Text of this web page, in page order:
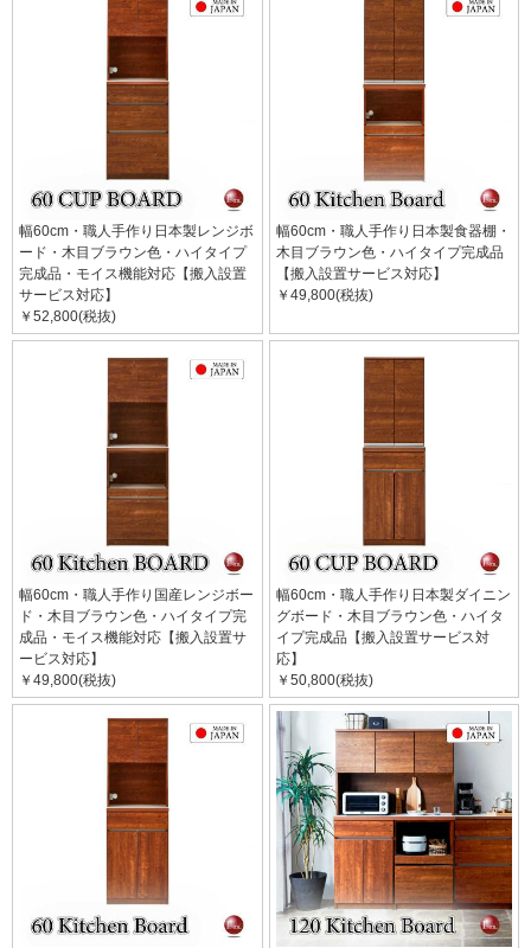
幅60cm・職人手作り日本製レンジボ
ード・木目ブラウン色・ハイタイプ
完成品・モイス機能対応【搬入設置
サービス対応】
￥52,800(税抜)
幅60cm・職人手作り日本製食器棚・
木目ブラウン色・ハイタイプ完成品
【搬入設置サービス対応】
￥49,800(税抜)
幅60cm・職人手作り国産レンジボー
ド・木目ブラウン色・ハイタイプ完
成品・モイス機能対応【搬入設置サ
ービス対応】
￥49,800(税抜)
幅60cm・職人手作り日本製ダイニン
グボード・木目ブラウン色・ハイタ
イプ完成品【搬入設置サービス対
応】
￥50,800(税抜)